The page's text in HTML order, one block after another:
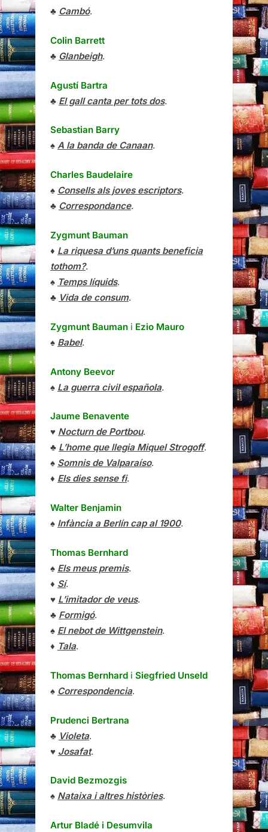
♣ Cambó.
Colin Barrett
♣ Glanbeigh.
Agustí Bartra
♣ El gall canta per tots dos.
Sebastian Barry
♠ A la banda de Canaan.
Charles Baudelaire
♠ Consells als joves escriptors.
♣ Correspondance.
Zygmunt Bauman
♦ La riquesa d’uns quants beneficia
tothom?.
♠ Temps líquids.
♣ Vida de consum.
Zygmunt Bauman i Ezio Mauro
♠ Babel.
Antony Beevor
♠ La guerra civil española.
Jaume Benavente
♥ Nocturn de Portbou.
♣ L’home que llegia Miquel Strogoff.
♠ Somnis de Valparaíso.
♦ Els dies sense fi.
Walter Benjamin
♠ Infància a Berlín cap al 1900.
Thomas Bernhard
♠ Els meus premis.
♦ Sí.
♥ L’imitador de veus.
♣ Formigó.
♠ El nebot de Wittgenstein.
♦ Tala.
Thomas Bernhard i Siegfried Unseld
♠ Correspondencia.
Prudenci Bertrana
♣ Violeta.
♥ Josafat.
David Bezmozgis
♠ Nataixa i altres històries.
Artur Bladé i Desumvila